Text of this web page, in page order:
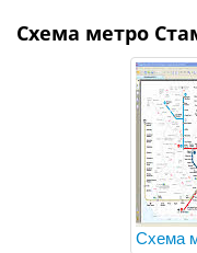
Схема метро
Схема